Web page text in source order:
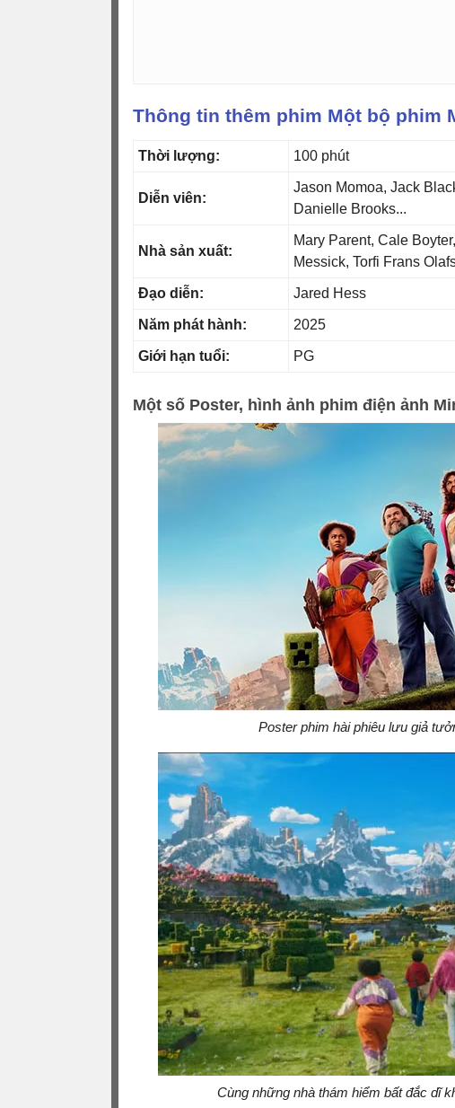
Thông tin thêm phim Một bộ phim
Thời lượng: 100 phút
Diễn viên:
Jason Momoa, Jack
Danielle Brooks...
Nhà sản xuất:
Mary Parent, Cale
Messick, Torfi Frans
Đạo diễn: Jared Hess
Năm phát hành: 2025
Giới hạn tuổi: PG
Một số Poster, hình ảnh phim điện ảnh
Poster phim hài phiêu lưu giả
Cùng những nhà thám hiểm bất đắc dĩ